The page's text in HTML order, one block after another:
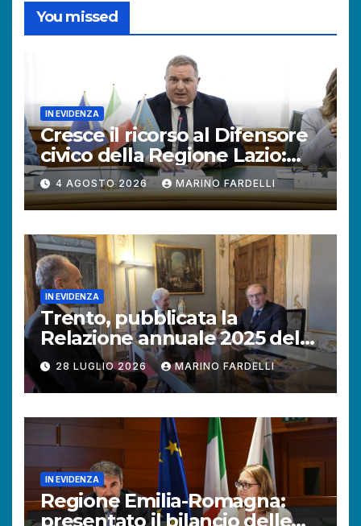
You missed
IN EVIDENZA
Cresce il ricorso al Difensore
civico della Regione Lazio:
+121% di istanze rispetto al
2025.
4 AGOSTO 2026 MARINO FARDELLI
IN EVIDENZA
Trento, pubblicata la
Relazione annuale 2025 del
Difensore civico della
Provincia autonoma.
28 LUGLIO 2026 MARINO FARDELLI
IN EVIDENZA
Regione Emilia-Romagna:
presentato il bilancio delle